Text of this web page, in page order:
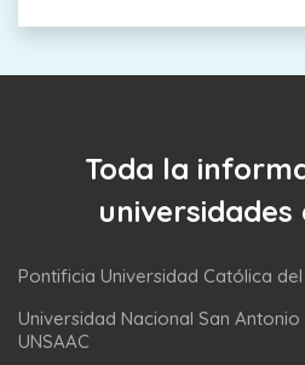
Toda la
universidades
Pontificia Universidad Católica del
Universidad Nacional San
UNSAAC